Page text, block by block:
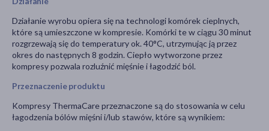
Działanie wyrobu opiera się na technologi komórek cieplnych,
które są umieszczone w kompresie. Komórki te w ciągu 30 minut
rozgrzewają się do temperatury ok. 40°C, utrzymując ją przez
okres do następnych 8 godzin. Ciepło wytworzone przez
kompresy pozwala rozluźnić mięśnie i łagodzić ból.
Przeznaczenie produktu
Kompresy ThermaCare przeznaczone są do stosowania w celu
łagodzenia bólów mięśni i/lub stawów, które są wynikiem: